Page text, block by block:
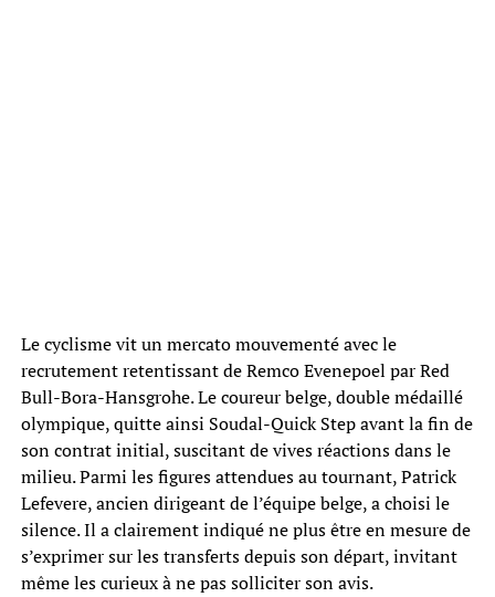
Le cyclisme vit un mercato mouvementé avec le
recrutement retentissant de Remco Evenepoel par Red
Bull-Bora-Hansgrohe. Le coureur belge, double médaillé
olympique, quitte ainsi Soudal-Quick Step avant la fin de
son contrat initial, suscitant de vives réactions dans le
milieu. Parmi les figures attendues au tournant, Patrick
Lefevere, ancien dirigeant de l’équipe belge, a choisi le
silence. Il a clairement indiqué ne plus être en mesure de
s’exprimer sur les transferts depuis son départ, invitant
même les curieux à ne pas solliciter son avis.